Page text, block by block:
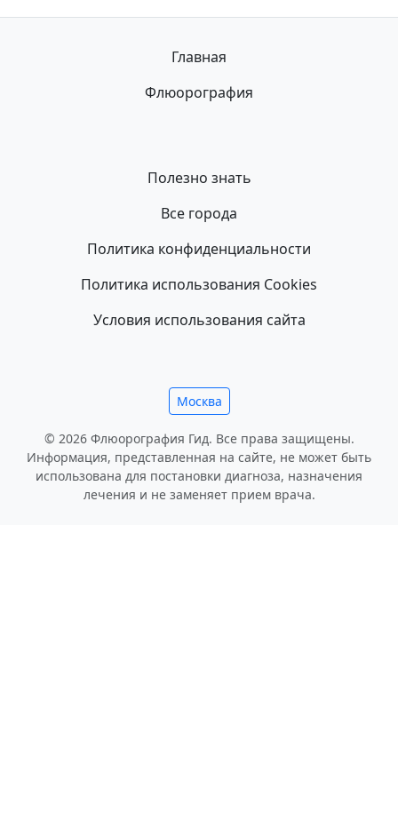
Главная
Флюорография
Полезно знать
Все города
Политика конфиденциальности
Политика использования Cookies
Условия использования сайта
Москва
© 2026 Флюорография Гид. Все права защищены.
Информация, представленная на сайте, не может быть
использована для постановки диагноза, назначения
лечения и не заменяет прием врача.